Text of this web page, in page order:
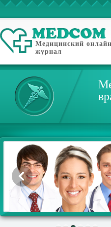
Медицинский онлайн
журнал